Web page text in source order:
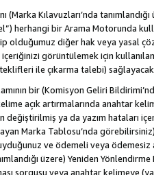
(Marka Kılavuzları’nda
herhangi bir Arama Motorunda
olduğumuz diğer hak veya yasal
görüntülemek için
ile çıkarma talebi)
bir (Komisyon Geliri
açık artırmalarında anahtar
değiştirilmiş ya da yazım hataları
Marka Tablosu’nda
ve ödemeli veya
üzere) Yeniden
sorgusu veya anahtar kelimeye